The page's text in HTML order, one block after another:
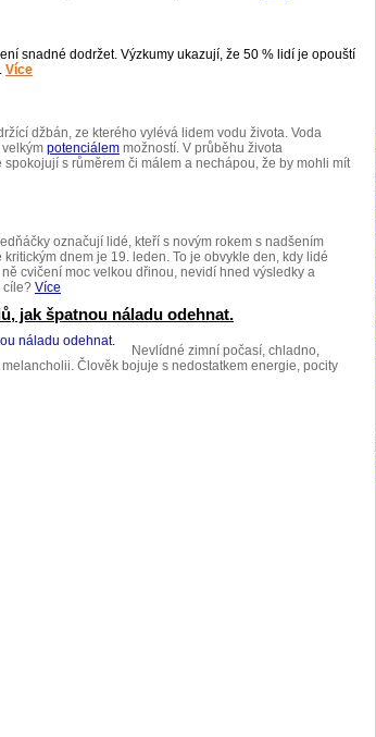
snadné dodržet. Výzkumy ukazují, že 50 % lidí je opouští
Více
džbán, ze kterého vylévá lidem vodu života. Voda
potenciálem možností. V průběhu života
s růměrem či málem a nechápou, že by mohli mít
označují lidé, kteří s novým rokem s nadšením
dnem je 19. leden. To je obvykle den, kdy lidé
cvičení moc velkou dřinou, nevidí hned výsledky a
cíle? Více
jak špatnou náladu odehnat.
Nevlídné zimní počasí, chladno,
Člověk bojuje s nedostatkem energie, pocity